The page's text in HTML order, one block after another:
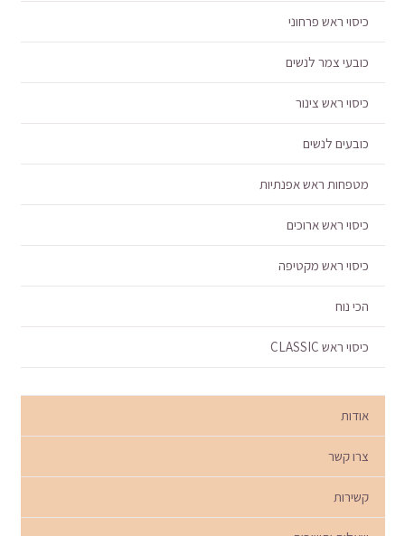
כיסוי ראש פרחוני
כובעי צמר לנשים
כיסוי ראש צינור
כובעים לנשים
מטפחות ראש אפנתיות
כיסוי ראש ארוכים
כיסוי ראש מקטיפה
הכי נוח
כיסוי ראש CLASSIC
אודות
צרו קשר
קשירות